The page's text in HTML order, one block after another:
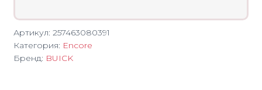
Артикул: 257463080391
Категория: Encore
Бренд: BUICK